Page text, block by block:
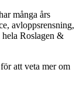
många års
avloppsrensning,
Roslagen &
att veta mer om